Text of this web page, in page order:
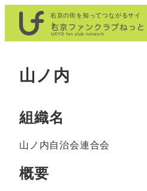
を
右京の街を知ってつながるサイ
ト
山ノ内
組織名
山ノ内自治会連合会
概要